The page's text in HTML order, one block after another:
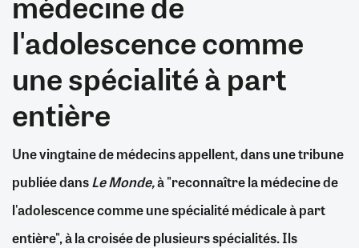
l'adolescence comme
une spécialité à part
entière
Une vingtaine de médecins appellent, dans une tribune
publiée dansLe Monde,à "reconnaître la médecine de
l'adolescence comme une spécialité médicale à part
entière", à la croisée de plusieurs spécialités. Ils